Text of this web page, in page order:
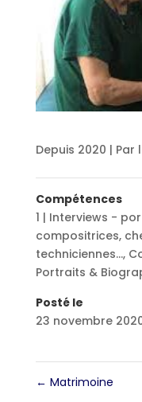
Depuis 2020 | Par
Compétences
1 | Interviews -
compositrices,
techniciennes...,
Portraits &
Posté le
23 novembre
← Matrimoine